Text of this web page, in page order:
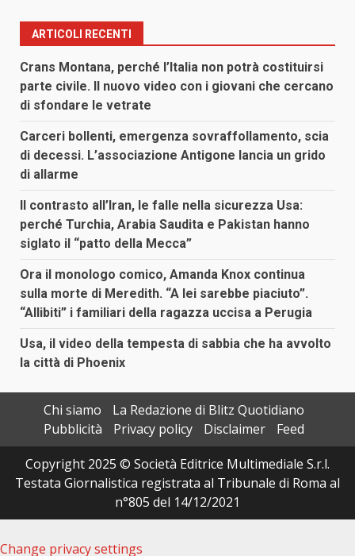
ARTICOLI RECENTI
Crans Montana, perché l’Italia non potrà costituirsi
parte civile. Il nuovo video con i giovani che cercano
di sfondare le vetrate
Carceri bollenti, emergenza sovraffollamento, scia
di decessi. L’associazione Antigone lancia un grido
di allarme
Il contrasto all’Iran, le falle nella sicurezza Usa:
perché Turchia, Arabia Saudita e Pakistan hanno
siglato il “patto della Mecca”
Ora il monologo comico, Amanda Knox continua
sulla morte di Meredith. “A lei sarebbe piaciuto”.
“Allibiti” i familiari della ragazza uccisa a Perugia
Usa, il video della tempesta di sabbia che ha avvolto
la città di Phoenix
Chi siamo
La Redazione di Blitz Quotidiano
Pubblicità
Privacy policy Disclaimer
Feed
Copyright 2025 © Società Editrice Multimediale S.r.l.
Testata Giornalistica registrata al Tribunale di Roma al
n°805 del 14/12/2021
Change privacy settings